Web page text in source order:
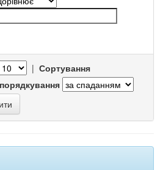
| Сортування